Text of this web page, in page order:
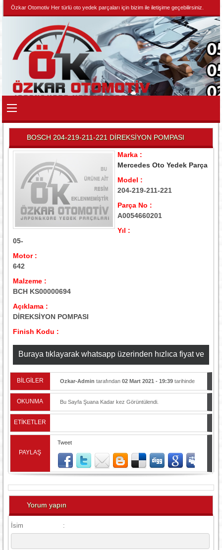
Özkar Otomotiv Her türlü oto yedek parçaları için bizim ile iletişime geçebilirsiniz.
BOSCH 204-219-211-221 DİREKSİYON POMPASI
Marka :
Mercedes Oto Yedek Parça
Model :
204-219-211-221
Parça No :
A0054660201
Yıl :
05-
Motor :
642
Malzeme :
BCH KS00000694
Açıklama :
DİREKSİYON POMPASI
Finish Kodu :
Buraya tıklayarak whatsapp üzerinden hızlıca fiyat ve
stok bilgisi alabilirsiniz
BİLGİLER Ozkar-Admin tarafından 02 Mart 2021 - 19:39tarihinde
OKUNMA Bu Sayfa Şuana Kadar kez Görüntülendi.
ETİKETLER
PAYLAŞ
Tweet
Yorum yapın
İsim :